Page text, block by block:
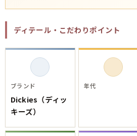
お気に入りリスト
メルマガ登録
会社概要
店舗一覧
古着卸売
特定商取引法に基づく表示
プライバシーポリシー
ディテール・こだわりポイント
ブランド
Dickies（ディッ
キーズ）
年代